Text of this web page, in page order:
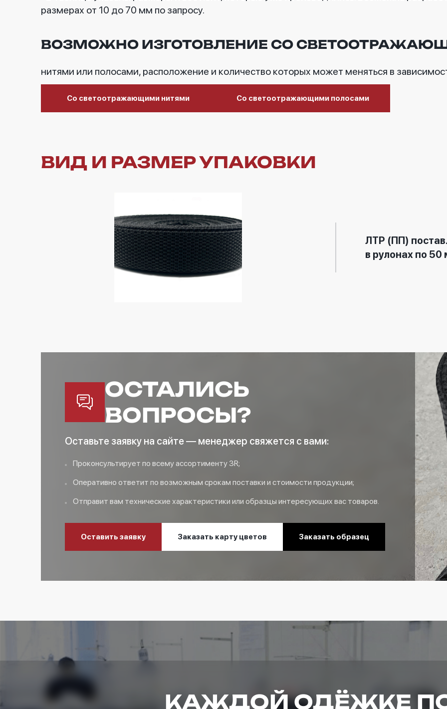
размерах от 10 до 70 мм по запросу.
ВОЗМОЖНО ИЗГОТОВЛЕНИЕ СО
нитями или полосами, расположение и количество которых может меняться в
Со светоотражающими нитями Со светоотражающими полосами
ВИД И РАЗМЕР УПАКОВКИ
ЛТР (ПП)
в рулонах по 50
ОСТАЛИСЬ
ВОПРОСЫ?
Оставьте заявку на сайте — менеджер свяжется с вами:
Проконсультирует по всему ассортименту 3R;
Оперативно ответит по возможным срокам поставки и стоимости продукции;
Отправит вам технические характеристики или образцы интересующих вас товаров.
Оставить заявку Заказать карту цветов Заказать образец
КАЖДОЙ ОДЁЖКЕ